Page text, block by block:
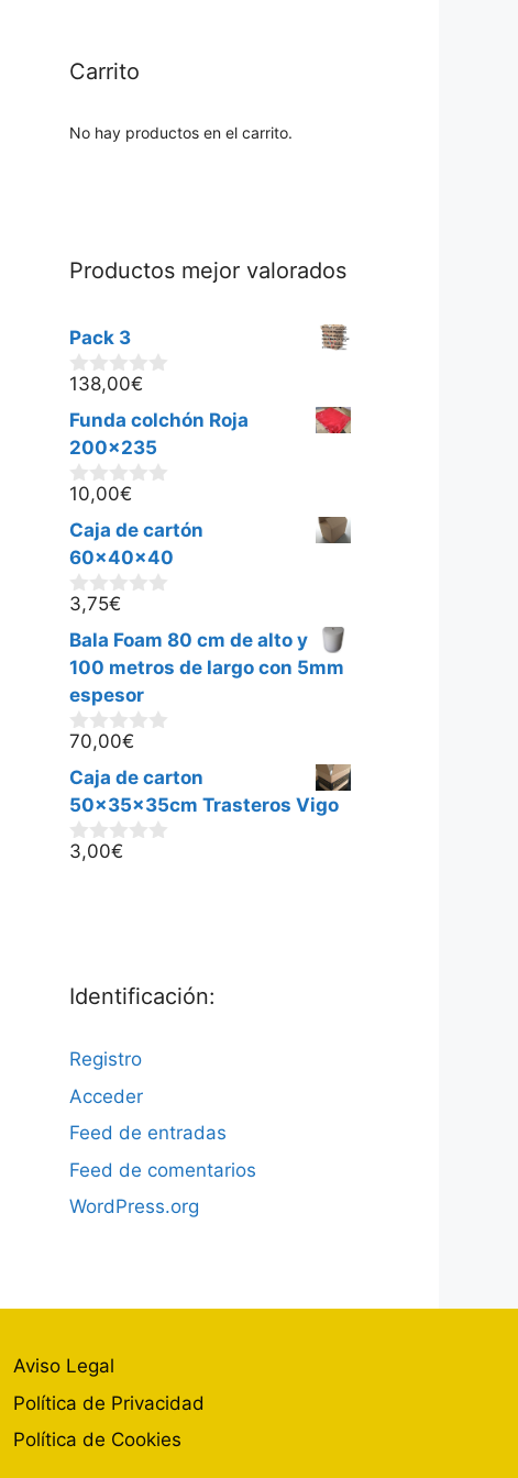
Carrito
No hay productos en el carrito.
Productos mejor valorados
Pack 3
0
d
e
5
138,00€
Funda colchón Roja
200x235
0
d
e
5
10,00€
Caja de cartón
60x40x40
0
d
e
5
3,75€
Bala Foam 80 cm de alto y
100 metros de largo con 5mm
espesor
0
d
e
5
70,00€
Caja de carton
50x35x35cm Trasteros Vigo
0
3,00€
Identificación:
Registro
Acceder
Feed de entradas
Feed de comentarios
WordPress.org
Aviso Legal
Política de Privacidad
Política de Cookies